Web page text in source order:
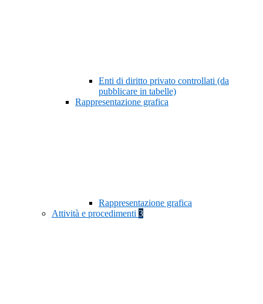
Enti di diritto privato controllati (da
pubblicare in tabelle)
Rappresentazione grafica
Rappresentazione grafica
Attività e procedimenti 3